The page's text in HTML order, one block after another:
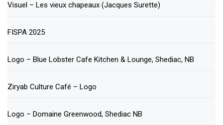
Visuel – Les vieux chapeaux (Jacques Surette)
FISPA 2025
Logo – Blue Lobster Cafe Kitchen & Lounge, Shediac, NB
Ziryab Culture Café – Logo
Logo – Domaine Greenwood, Shediac NB